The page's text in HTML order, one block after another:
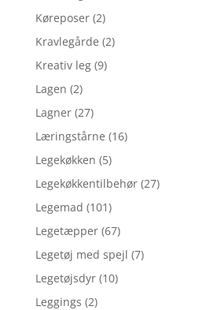
Køreposer (2)
Kravlegårde (2)
Kreativ leg (9)
Lagen (2)
Lagner (27)
Læringstårne (16)
Legekøkken (5)
Legekøkkentilbehør (27)
Legemad (101)
Legetæpper (67)
Legetøj med spejl (7)
Legetøjsdyr (10)
Leggings (2)